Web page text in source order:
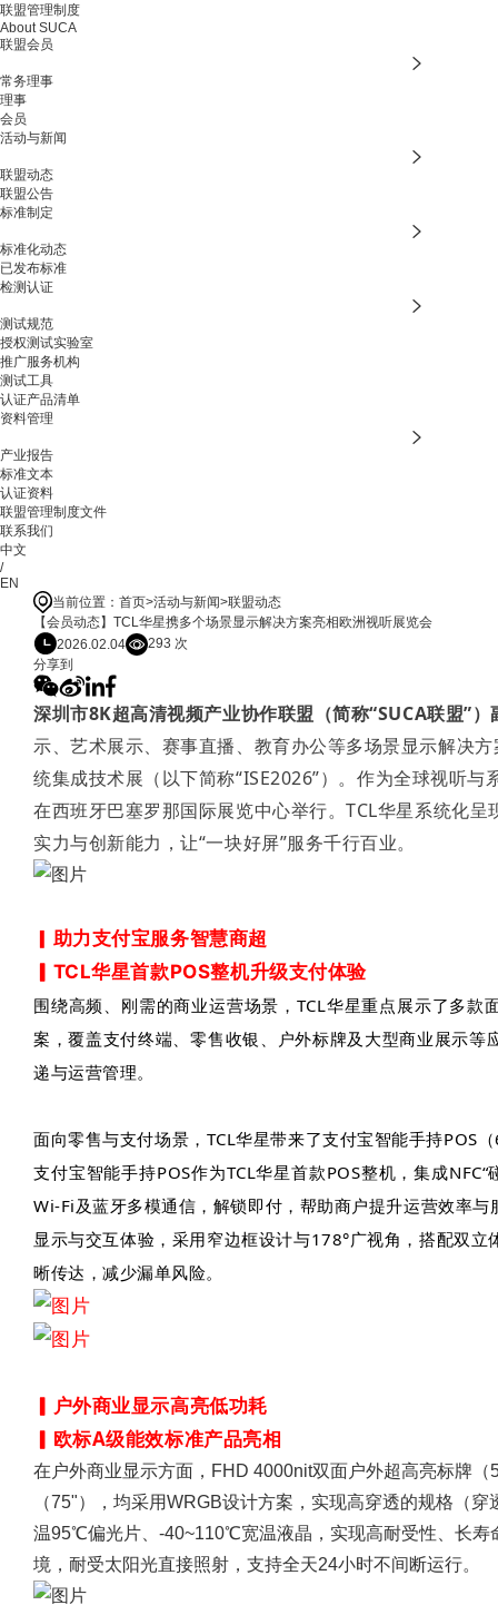
联盟管理制度
About SUCA
联盟会员
常务理事
理事
会员
活动与新闻
联盟动态
联盟公告
标准制定
标准化动态
已发布标准
检测认证
测试规范
授权测试实验室
推广服务机构
测试工具
认证产品清单
资料管理
产业报告
标准文本
认证资料
联盟管理制度文件
联系我们
中文
/
EN
当前位置： 首页>活动与新闻>联盟动态
【会员动态】TCL华星携多个场景显示解决方案亮相欧洲视听展览会
2026.02.04
293 次
分享到
深圳市8K超高清视频产业协作联盟（简称“SUCA联盟”
示、艺术展示、赛事直播、教育办公等多场景显示解决
统集成技术展（以下简称“ISE2026”）。作为全球视听
在西班牙巴塞罗那国际展览中心举行。TCL华星系统化
实力与创新能力，让“一块好屏”服务千行百业。
▎ 助力支付宝服务智慧商超
▎TCL华星首款POS整机升级支付体验
围绕高频、刚需的商业运营场景，TCL华星重点展示了多款
案，覆盖支付终端、零售收银、户外标牌及大型商业展示等
递与运营管理。
面向零售与支付场景，TCL华星带来了支付宝智能手持POS
支付宝智能手持POS作为TCL华星首款POS整机，集成
Wi-Fi及蓝牙多模通信，解锁即付，帮助商户提升运营效率
显示与交互体验，采用窄边框设计与178°广视角，搭配双
晰传达，减少漏单风险。
▎户外商业显示高亮低功耗
▎欧标A级能效标准产品亮相
在户外商业显示方面，FHD 4000nit双面户外超高亮标牌
（75"），均采用WRGB设计方案，实现高穿透的规格（
温95℃偏光片、-40~110℃宽温液晶，实现高耐受性、长寿
境，耐受太阳光直接照射，支持全天24小时不间断运行。